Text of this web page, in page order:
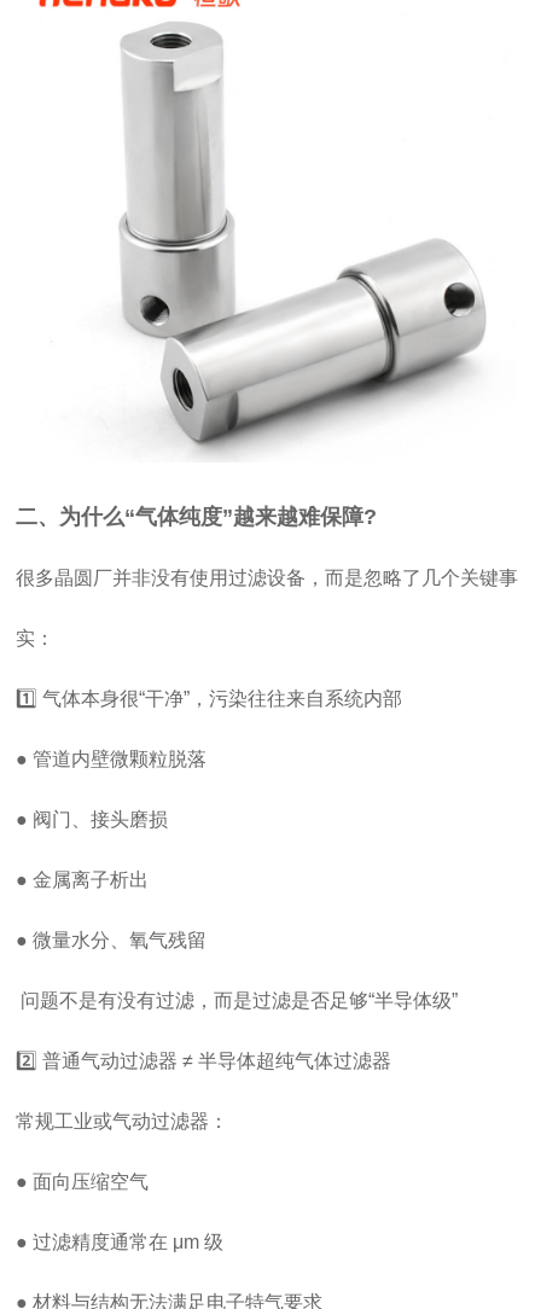
二、为什么“气体纯度”越来越难保障?
很多晶圆厂并非没有使用过滤设备，而是忽略了几个关键事
实：
1️⃣ 气体本身很“干净”，污染往往来自系统内部
● 管道内壁微颗粒脱落
● 阀门、接头磨损
● 金属离子析出
● 微量水分、氧气残留
问题不是有没有过滤，而是过滤是否足够“半导体级”
2️⃣ 普通气动过滤器 ≠ 半导体超纯气体过滤器
常规工业或气动过滤器：
● 面向压缩空气
● 过滤精度通常在 μm 级
● 材料与结构无法满足电子特气要求